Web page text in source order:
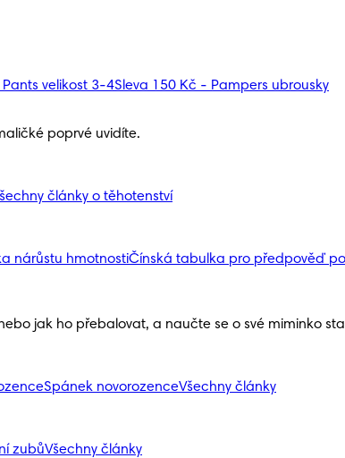
velikost 3-4Sleva 150 Kč - Pampers ubrousky
poprvé uvidíte.
články o těhotenství
nárůstu hmotnostiČínská tabulka pro předpověď
jak ho přebalovat, a naučte se o své miminko
Spánek novorozenceVšechny články
zubůVšechny články